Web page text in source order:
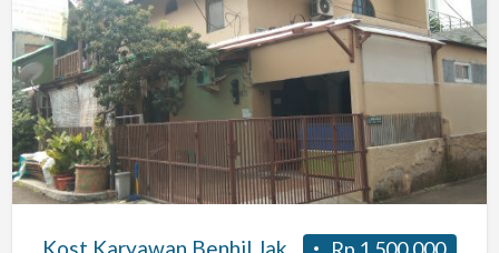
Karyawan
Benhil
JakPus
Kost Karyawan Benhil JakPus